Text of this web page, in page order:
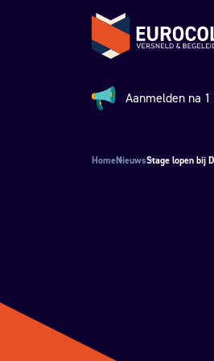
Spring naar hoofdinhoudTerug naar de homepage
Aankondiging:
Aanmelden na
HomeNieuwsStage lopen bij